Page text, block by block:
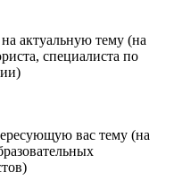
актуальную тему (на
специалиста по
вас тему (на